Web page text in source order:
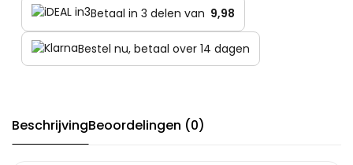
Betaal in 3 delen van 9,98
Bestel nu, betaal over 14 dagen
BeschrijvingBeoordelingen (0)